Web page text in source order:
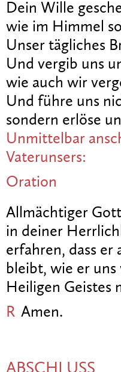
Dein Wille
wie im Himmel
Unser tägliches
Und vergib uns
wie auch wir
Und führe uns
sondern erlöse
Unmittelbar
Vaterunsers:
Oration
Allmächtiger
in deiner
erfahren, dass er
bleibt, wie er uns
Heiligen Geistes
R Amen.